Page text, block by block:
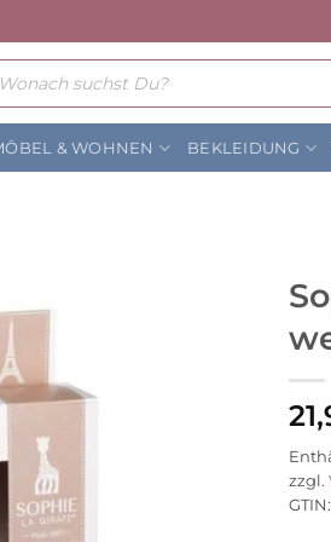
& WOHNEN BEKLEIDUNG
zzgl.